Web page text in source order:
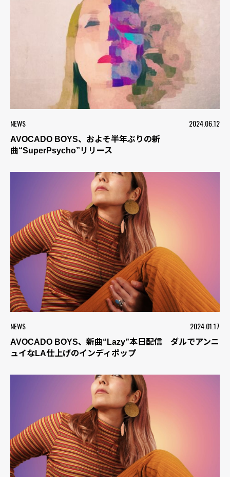
NEWS 2024.06.12
AVOCADO BOYS、およそ半年ぶりの新
曲“SuperPsycho”リリース
NEWS 2024.01.17
AVOCADO BOYS、新曲“Lazy”本日配信 ダルでアンニ
ュイなLA仕上げのインディポップ